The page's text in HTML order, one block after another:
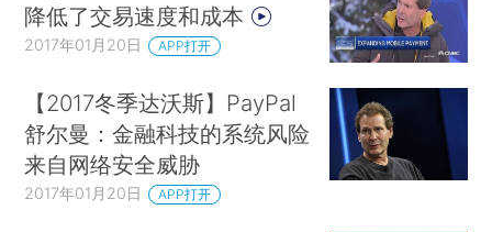
降低了交易速度和成本
2017年01月20日 APP打开
【2017冬季达沃斯】PayPal
舒尔曼：金融科技的系统风险
来自网络安全威胁
2017年01月20日 APP打开